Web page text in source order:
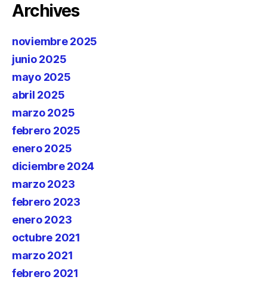
Archives
noviembre 2025
junio 2025
mayo 2025
abril 2025
marzo 2025
febrero 2025
enero 2025
diciembre 2024
marzo 2023
febrero 2023
enero 2023
octubre 2021
marzo 2021
febrero 2021